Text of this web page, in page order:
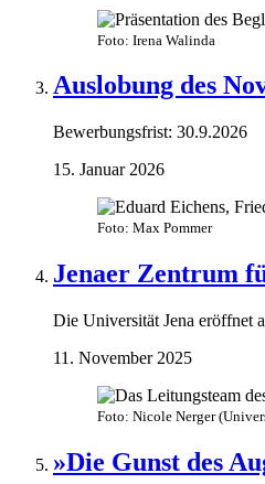
Foto: Irena Walinda
Auslobung des
Bewerbungsfrist: 30.9.2026
15. Januar 2026
Foto: Max Pommer
Jenaer Zentrum
Die Universität Jena eröffnet
11. November 2025
Foto: Nicole Nerger
»Die Gunst des